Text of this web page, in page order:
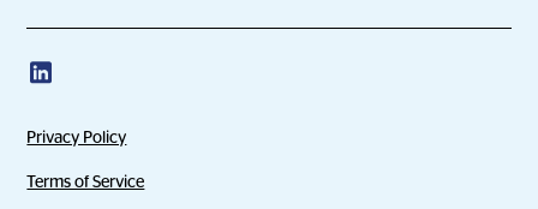
Privacy Policy
Terms of Service